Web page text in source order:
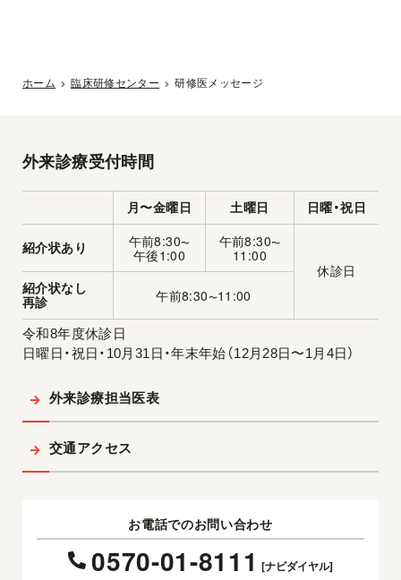
ホーム 臨床研修センター 研修医メッセージ
外来診療受付時間
月〜金曜日 土曜日 日曜・祝日
紹介状あり 午前8:30〜
午後1:00
午前8:30〜
11:00
休診日
紹介状なし
再診
午前8:30〜11:00
令和8年度休診日
日曜日・祝日・10月31日・年末年始（12月28日〜1月4日）
外来診療担当医表
交通アクセス
お電話でのお問い合わせ
0570-01-8111 [ナビダイヤル]